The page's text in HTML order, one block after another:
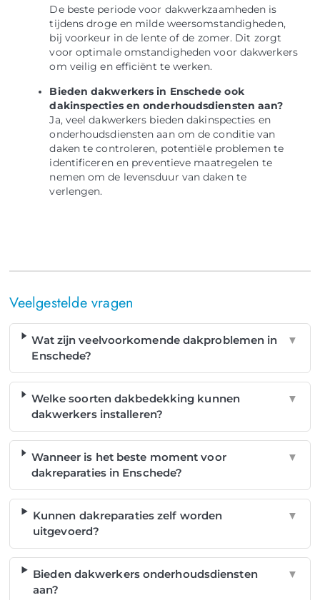
De beste periode voor dakwerkzaamheden is
tijdens droge en milde weersomstandigheden,
bij voorkeur in de lente of de zomer. Dit zorgt
voor optimale omstandigheden voor dakwerkers
om veilig en efficiënt te werken.
Bieden dakwerkers in Enschede ook
dakinspecties en onderhoudsdiensten aan?
Ja, veel dakwerkers bieden dakinspecties en
onderhoudsdiensten aan om de conditie van
daken te controleren, potentiële problemen te
identificeren en preventieve maatregelen te
nemen om de levensduur van daken te
verlengen.
Veelgestelde vragen
Wat zijn veelvoorkomende dakproblemen in
Enschede?
▼
Welke soorten dakbedekking kunnen
dakwerkers installeren?
▼
Wanneer is het beste moment voor
dakreparaties in Enschede?
▼
Kunnen dakreparaties zelf worden
uitgevoerd?
▼
Bieden dakwerkers onderhoudsdiensten
aan?
▼